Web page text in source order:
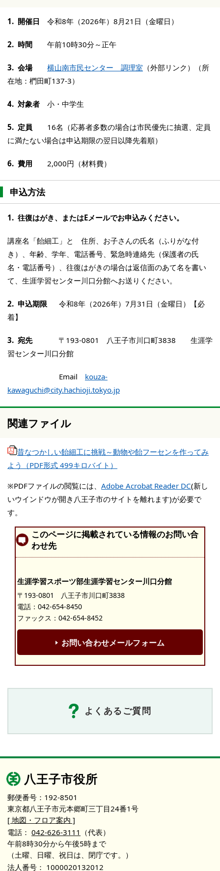
1. 開催日 令和8年（2026年）8月21日（金曜日）
2. 時間 午前10時30分～正午
3. 会場 横山南市民センター 調理室 （外部リンク）（所
在地：椚田町137-3）
4. 対象者 小・中学生
5. 定員 16名（応募者多数の場合は市民優先に抽選、定員
に満たない場合は申込期限の翌日以降先着順）
6. 費用 2,000円（材料費）
申込方法
1. 往復はがき、またはEメールでお申込みください。
講座名「飴細工」と 住所、お子さんの氏名（ふりがな付
き）、年齢、学年、電話番号、緊急時連絡先（保護者の氏
名・電話番号）、往復はがきの場合は返信面のあて名を書い
て、生涯学習センター川口分館へお送りください。
2. 申込期限
令和8年（2026年）7月31日（金曜日）【必
着】
3. 宛先〒193-0801 八王子市川口町3838 生涯学
習センター川口分館
Email kouza-
kawaguchi@city.hachioji.tokyo.jp
関連ファイル
昔なつかしい飴細工に挑戦～動物や飴フーセンを作ってみ
よう（PDF形式 499キロバイト）
※PDFファイルの閲覧には、 Adobe Acrobat Reader DC(新し
いウインドウが開き八王子市のサイトを離れます)が必要で
す。
このページに掲載されている情報のお問い合
わせ先
生涯学習スポーツ部生涯学習センター川口分館
〒193-0801 八王子市川口町3838
電話： 042-654-8450
ファックス：042-654-8452
お問い合わせメールフォーム
よくあるご質問
八王子市役所
郵便番号：192-8501
東京都八王子市元本郷町三丁目24番1号
[ 地図・フロア案内 ]
電話： 042-626-3111 （代表）
午前8時30分から午後5時まで
（土曜、日曜、祝日は、閉庁です。）
法人番号： 1000020132012